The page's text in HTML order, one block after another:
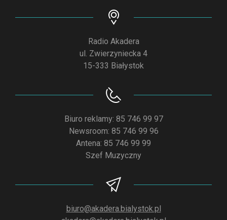
Radio Akadera
ul. Zwierzyniecka 4
15-333 Białystok
Biuro reklamy: 85 746 99 97
Newsroom: 85 746 99 96
Antena: 85 746 99 99
Szef Muzyczny
biuro@akadera.bialystok.pl